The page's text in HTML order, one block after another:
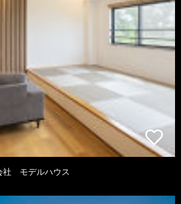
社 モデルハウス